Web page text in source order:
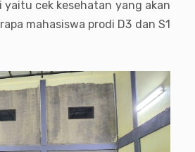
yaitu cek kesehatan yang akan
mahasiswa prodi D3 dan S1